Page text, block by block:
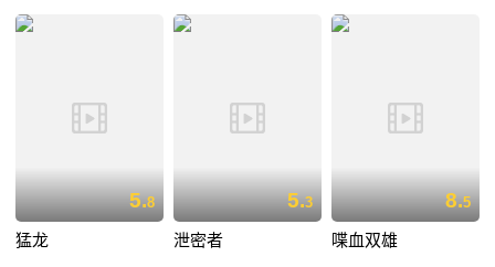
5.8
猛龙
5.3
泄密者
8.5
喋血双雄